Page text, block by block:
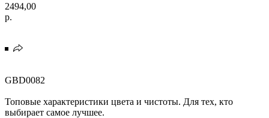
2494,00
р.
GBD0082
Топовые характеристики цвета и чистоты. Для тех, кто
выбирает самое лучшее.